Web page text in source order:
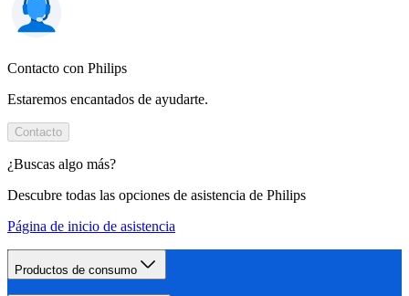
Contacto con Philips
Estaremos encantados de ayudarte.
Contacto
¿Buscas algo más?
Descubre todas las opciones de asistencia de Philips
Página de inicio de asistencia
Productos de consumo